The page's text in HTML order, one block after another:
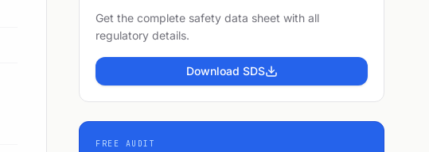
Get the complete safety data sheet with all
regulatory details.
Download SDS
FREE AUDIT